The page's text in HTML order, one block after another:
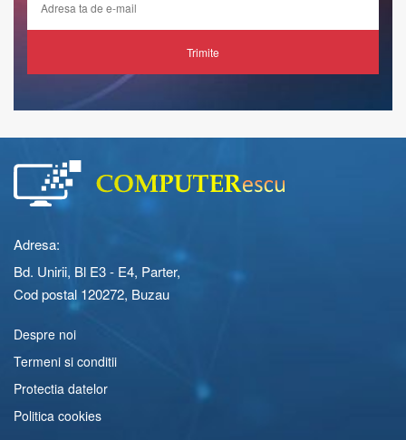
Trimite
Adresa:
Bd. Unirii, Bl E3 - E4, Parter,
Cod postal 120272, Buzau
Despre noi
Termeni si conditii
Protectia datelor
Politica cookies